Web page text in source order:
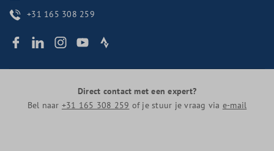
+31 165 308 259
Direct contact met een expert?
Bel naar +31 165 308 259 of je stuur je vraag via e-mail